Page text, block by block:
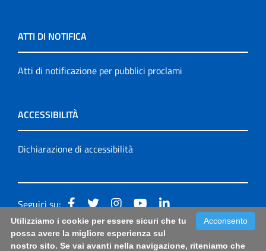
ATTI DI NOTIFICA
Atti di notificazione per pubblici proclami
ACCESSIBILITÀ
Dichiarazione di accessibilità
Seguici su:
Accessibilità: form di segnalazione di prima istanza per
Acconsento
Utilizziamo i cookie per essere sicuri che tu
possa avere la migliore esperienza sul
nostro sito. Se vai avanti nella navigazione, riteniamo che